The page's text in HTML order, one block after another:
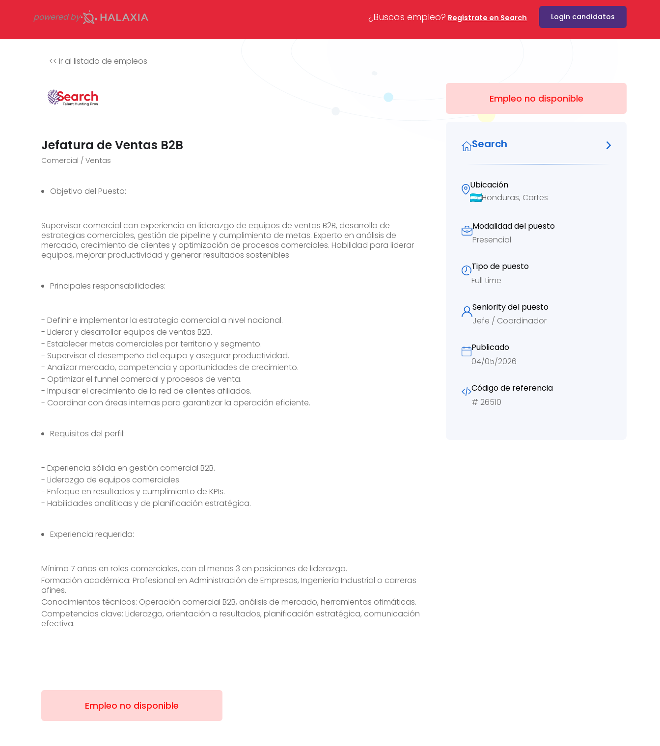
powered by ¿Buscas empleo? Regístrate en Search Login candidatos
<< Ir al listado de empleos
Jefatura de Ventas B2B
Comercial / Ventas
Objetivo del Puesto:
Supervisor comercial con experiencia en liderazgo de equipos de ventas B2B, desarrollo de
estrategias comerciales, gestión de pipeline y cumplimiento de metas. Experto en análisis de
mercado, crecimiento de clientes y optimización de procesos comerciales. Habilidad para liderar
equipos, mejorar productividad y generar resultados sostenibles
Principales responsabilidades:
- Definir e implementar la estrategia comercial a nivel nacional.
- Liderar y desarrollar equipos de ventas B2B.
- Establecer metas comerciales por territorio y segmento.
- Supervisar el desempeño del equipo y asegurar productividad.
- Analizar mercado, competencia y oportunidades de crecimiento.
- Optimizar el funnel comercial y procesos de venta.
- Impulsar el crecimiento de la red de clientes afiliados.
- Coordinar con áreas internas para garantizar la operación eficiente.
Requisitos del perfil:
- Experiencia sólida en gestión comercial B2B.
- Liderazgo de equipos comerciales.
- Enfoque en resultados y cumplimiento de KPIs.
- Habilidades analíticas y de planificación estratégica.
Experiencia requerida:
Mínimo 7 años en roles comerciales, con al menos 3 en posiciones de liderazgo.
Formación académica: Profesional en Administración de Empresas, Ingeniería Industrial o carreras
afines.
Conocimientos técnicos: Operación comercial B2B, análisis de mercado, herramientas ofimáticas.
Competencias clave: Liderazgo, orientación a resultados, planificación estratégica, comunicación
efectiva.
Empleo no disponible
Search
Ubicación
Honduras, Cortes
Modalidad del puesto
Presencial
Tipo de puesto
Full time
Seniority del puesto
Jefe / Coordinador
Publicado
04/05/2026
Código de referencia
# 26510
Empleo no disponible